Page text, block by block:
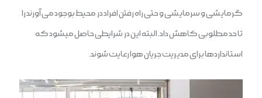
گرمایشی و سرمایشی و حتی راه رفتن افراد در محیط بوجود می آورند را
تا حد مطلوبی کاهش داد. البته این در شرایطی حاصل میشود که
استانداردها برای مدیریت جریان هوا رعایت شوند.